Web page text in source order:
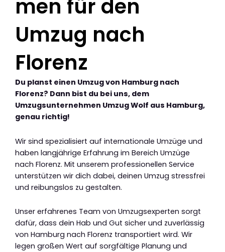
men für den
Umzug nach
Florenz
Du planst einen Umzug von Hamburg nach
Florenz? Dann bist du bei uns, dem
Umzugsunternehmen Umzug Wolf aus Hamburg,
genau richtig!
Wir sind spezialisiert auf internationale Umzüge und
haben langjährige Erfahrung im Bereich Umzüge
nach Florenz. Mit unserem professionellen Service
unterstützen wir dich dabei, deinen Umzug stressfrei
und reibungslos zu gestalten.
Unser erfahrenes Team von Umzugsexperten sorgt
dafür, dass dein Hab und Gut sicher und zuverlässig
von Hamburg nach Florenz transportiert wird. Wir
legen großen Wert auf sorgfältige Planung und